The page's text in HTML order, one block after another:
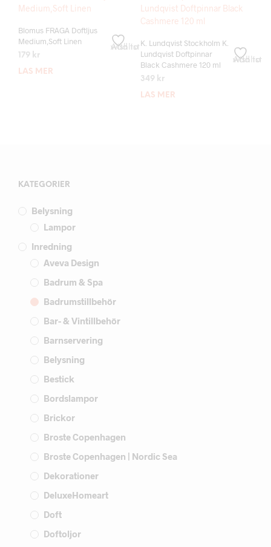
Add to wishlist
Blomus FRAGA Doftljus
Medium,Soft Linen
179 kr
LÄS MER
Add to wishlist
K. Lundqvist Stockholm K.
Lundqvist Doftpinnar
Black Cashmere 120 ml
349 kr
LÄS MER
KATEGORIER
Belysning
Lampor
Inredning
Aveva Design
Badrum & Spa
Badrumstillbehör
Bar- & Vintillbehör
Barnservering
Belysning
Bestick
Bordslampor
Brickor
Broste Copenhagen
Broste Copenhagen | Nordic Sea
Dekorationer
DeluxeHomeart
Doft
Doftoljor